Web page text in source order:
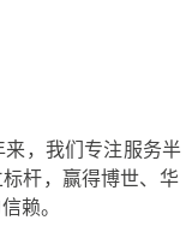
来，我们专注服务半
杆，赢得博世、华
赖。